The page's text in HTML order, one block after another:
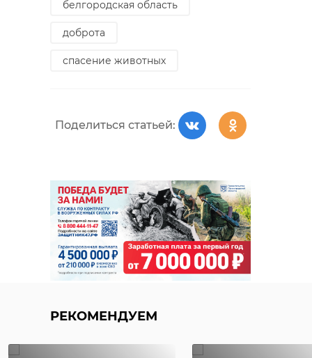
белгородская область
доброта
спасение животных
Поделиться статьей:
РЕКОМЕНДУЕМ